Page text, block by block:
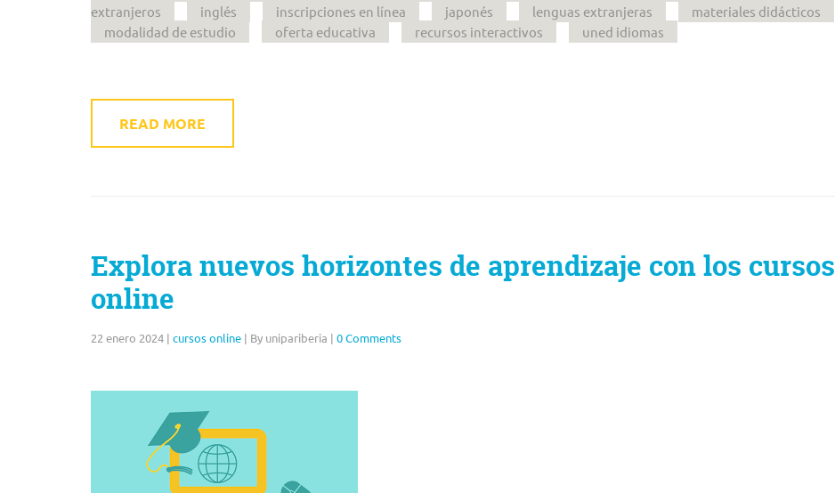
extranjeros
inglés inscripciones en línea japonés lenguas extranjeras
materiales didácticos
modalidad de estudio
oferta educativa recursos interactivos uned idiomas
READ MORE
Explora nuevos horizontes de aprendizaje con los cursos
online
22 enero 2024 | cursos online | By unipariberia | 0 Comments